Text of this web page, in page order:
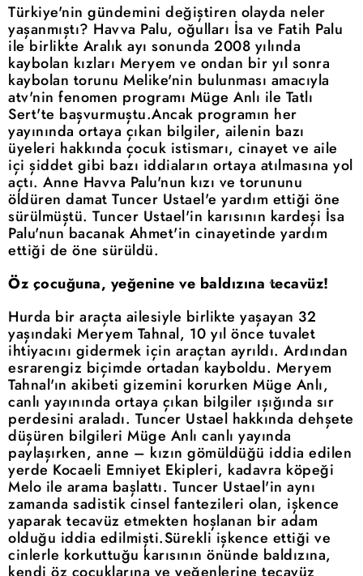
Türkiye'nin gündemini değiştiren olayda neler
yaşanmıştı? Havva Palu, oğulları İsa ve Fatih Palu
ile birlikte Aralık ayı sonunda 2008 yılında
kaybolan kızları Meryem ve ondan bir yıl sonra
kaybolan torunu Melike'nin bulunması amacıyla
atv'nin fenomen programı Müge Anlı ile Tatlı
Sert'te başvurmuştu.Ancak programın her
yayınında ortaya çıkan bilgiler, ailenin bazı
üyeleri hakkında çocuk istismarı, cinayet ve aile
içi şiddet gibi bazı iddiaların ortaya atılmasına yol
açtı. Anne Havva Palu'nun kızı ve torununu
öldüren damat Tuncer Ustael'e yardım ettiği öne
sürülmüştü. Tuncer Ustael'in karısının kardeşi İsa
Palu'nun bacanak Ahmet'in cinayetinde yardım
ettiği de öne sürüldü.
Öz çocuğuna, yeğenine ve baldızına tecavüz!
Hurda bir araçta ailesiyle birlikte yaşayan 32
yaşındaki Meryem Tahnal, 10 yıl önce tuvalet
ihtiyacını gidermek için araçtan ayrıldı. Ardından
esrarengiz biçimde ortadan kayboldu. Meryem
Tahnal'ın akibeti gizemini korurken Müge Anlı,
canlı yayınında ortaya çıkan bilgiler ışığında sır
perdesini araladı. Tuncer Ustael hakkında dehşete
düşüren bilgileri Müge Anlı canlı yayında
paylaşırken, anne – kızın gömüldüğü iddia edilen
yerde Kocaeli Emniyet Ekipleri, kadavra köpeği
Melo ile arama başlattı. Tuncer Ustael'in aynı
zamanda sadistik cinsel fantezileri olan, işkence
yaparak tecavüz etmekten hoşlanan bir adam
olduğu iddia edilmişti.Sürekli işkence ettiği ve
cinlerle korkuttuğu karısının önünde baldızına,